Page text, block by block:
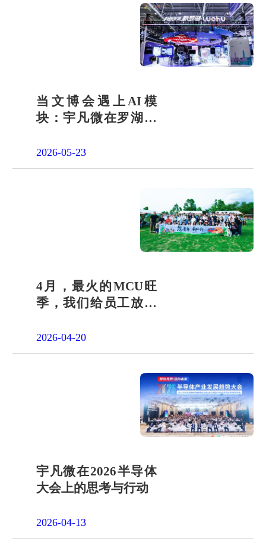
当文博会遇上AI模
块：宇凡微在罗湖展
答卷
2026-05-23
4月，最火的MCU旺
季，我们给员工放了
2026-04-20
宇凡微在2026半导体
大会上的思考与行动
2026-04-13